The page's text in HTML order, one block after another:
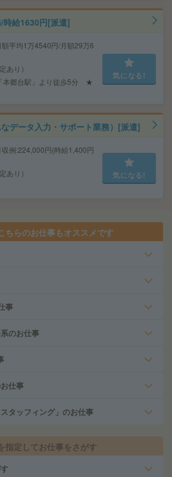
時給1630円[派遣]
平均1万4540円/月額29万6
あり）
本郷台駅」より徒歩5分 ★
気になる!
データ入力・サポート業務）[派遣]
例:224,000円(時給1,400円
あり） 気になる!
ちらのお仕事もオススメです
事
のお仕事
仕事
タッフィング」のお仕事
指定してお仕事をさがす